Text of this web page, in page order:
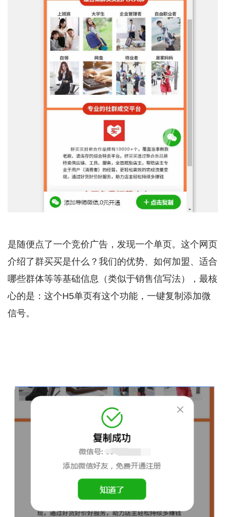
是随便点了一个竞价广告，发现一个单页。这个网页
介绍了群买买是什么？我们的优势、如何加盟、适合
哪些群体等等基础信息（类似于销售信写法），最核
心的是：这个H5单页有这个功能，一键复制添加微
信号。